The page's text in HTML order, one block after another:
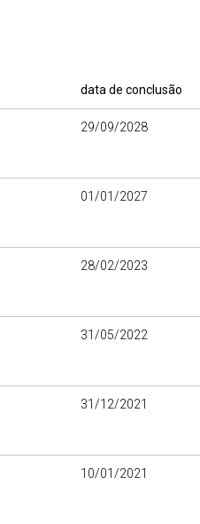
data de conclusão
29/09/2028
01/01/2027
28/02/2023
31/05/2022
31/12/2021
10/01/2021